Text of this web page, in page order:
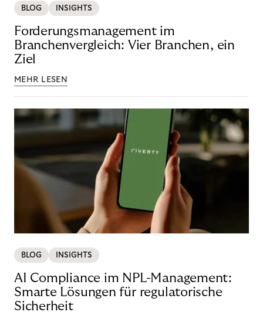
BLOG INSIGHTS
Forderungsmanagement im
Branchenvergleich: Vier Branchen, ein
Ziel
MEHR LESEN
BLOG INSIGHTS
AI Compliance im NPL-Management:
Smarte Lösungen für regulatorische
Sicherheit